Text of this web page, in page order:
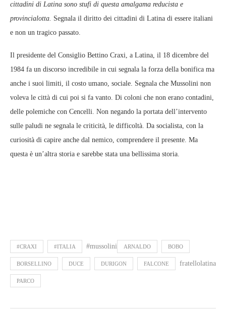
cittadini di Latina sono stufi di questa amalgama reducista e
provincialotta. Segnala il diritto dei cittadini di Latina di essere italiani
e non un tragico passato.
Il presidente del Consiglio Bettino Craxi, a Latina, il 18 dicembre del
1984 fa un discorso incredibile in cui segnala la forza della bonifica ma
anche i suoi limiti, il costo umano, sociale. Segnala che Mussolini non
voleva le città di cui poi si fa vanto. Di coloni che non erano contadini,
delle polemiche con Cencelli. Non negando la portata dell’intervento
sulle paludi ne segnala le criticità, le difficoltà. Da socialista, con la
curiosità di capire anche dal nemico, comprendere il presente. Ma
questa è un’altra storia e sarebbe stata una bellissima storia.
#CRAXI #ITALIA #mussolini ARNALDO BOBO
BORSELLINO DUCE DURIGON FALCONE fratellolatina
PARCO